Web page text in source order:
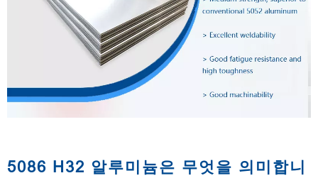
5086 H32 알루미늄은 무엇을 의미합니